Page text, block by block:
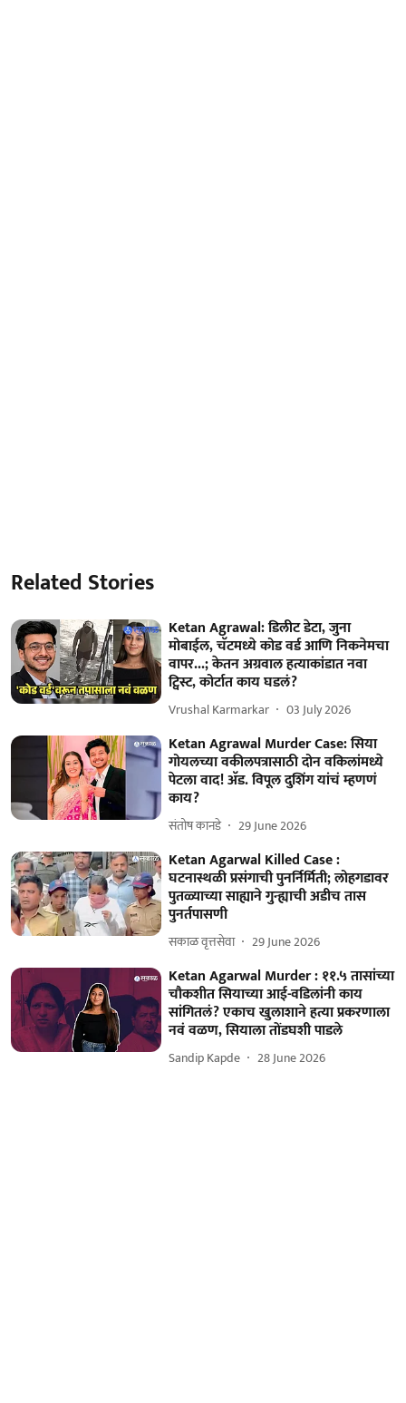
Related Stories
Ketan Agrawal: डिलीट डेटा, जुना
मोबाईल, चॅटमध्ये कोड वर्ड आणि निकनेमचा
वापर...; केतन अग्रवाल हत्याकांडात नवा
ट्विस्ट, कोर्टात काय घडलं?
Vrushal Karmarkar 03 July 2026
Ketan Agrawal Murder Case: सिया
गोयलच्या वकीलपत्रासाठी दोन वकिलांमध्ये
पेटला वाद! अ‍ॅड. विपूल दुशिंग यांचं म्हणणं
काय?
संतोष कानडे 29 June 2026
Ketan Agarwal Killed Case :
घटनास्थळी प्रसंगाची पुनर्निर्मिती; लोहगडावर
पुतळ्याच्या साह्याने गुन्ह्याची अडीच तास
पुनर्तपासणी
सकाळ वृत्तसेवा 29 June 2026
Ketan Agarwal Murder : ११.५ तासांच्या
चौकशीत सियाच्या आई-वडिलांनी काय
सांगितलं? एकाच खुलाशाने हत्या प्रकरणाला
नवं वळण, सियाला तोंडघशी पाडले
Sandip Kapde 28 June 2026